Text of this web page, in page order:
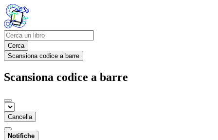
Cerca
Scansiona codice a barre
Scansiona codice a barre
Cancella
Notifiche